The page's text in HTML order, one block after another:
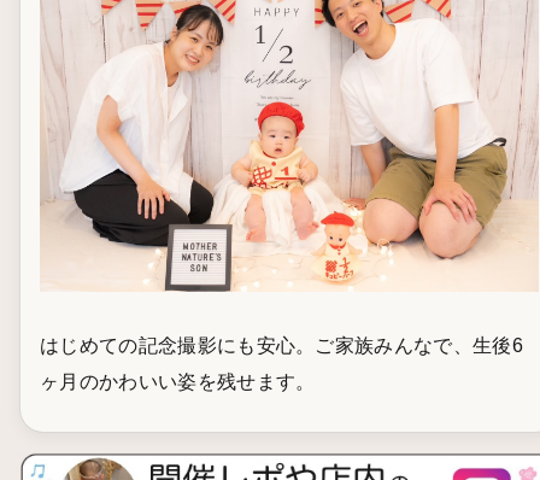
はじめての記念撮影にも安心。ご家族みんなで、生後6
ヶ月のかわいい姿を残せます。